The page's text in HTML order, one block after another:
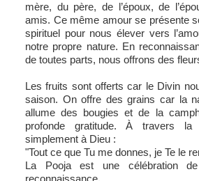
mère, du père, de l’époux, de
amis. Ce même amour se présente
spirituel pour nous élever vers
notre propre nature. En
de toutes parts, nous offrons des
Les fruits sont offerts car le Divin
saison. On offre des grains car la
allume des bougies et de la
profonde gratitude. À travers la
simplement à Dieu :
"Tout ce que Tu me donnes, je Te le
La Pooja est une célébration
reconnaissance.